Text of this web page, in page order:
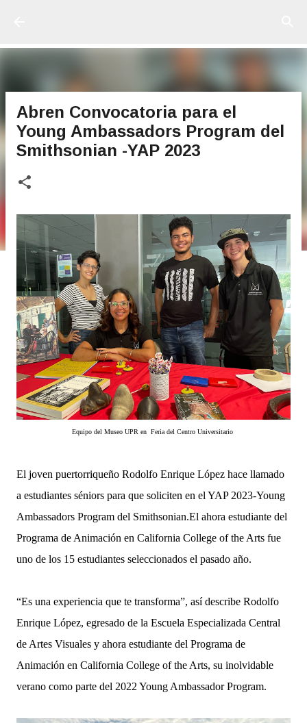
Abren Convocatoria para el
Young Ambassadors Program del
Smithsonian -YAP 2023
Equipo del Museo UPR en Feria del Centro Universitario
El joven puertorriqueño Rodolfo Enrique López hace llamado
a estudiantes séniors para que soliciten en el YAP 2023-Young
Ambassadors Program del Smithsonian.El ahora estudiante del
Programa de Animación en California College of the Arts fue
uno de los 15 estudiantes seleccionados el pasado año.
“Es una experiencia que te transforma”, así describe Rodolfo
Enrique López, egresado de la Escuela Especializada Central
de Artes Visuales y ahora estudiante del Programa de
Animación en California College of the Arts, su inolvidable
verano como parte del 2022 Young Ambassador Program.